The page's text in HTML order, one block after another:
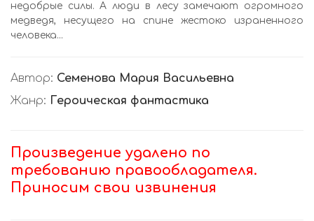
недобрые силы. А люди в лесу замечают огромного
медведя, несущего на спине жестоко израненного
человека...
Автор: Семенова Мария Васильевна
Жанр: Героическая фантастика
Произведение удалено по
требованию правообладателя.
Приносим свои извинения